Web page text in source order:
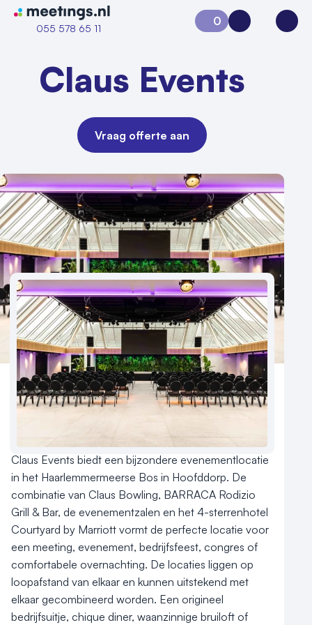
Naar home van Meetings
055 578 65 11
Vraag locatie aan
Locatiegids
Meld locatie aan
Nieuws
Reviews (5⭐️)
Contact
0
Aanvraag 0Inloggen
Claus Events
Vraag offerte aan
Aantal hotelkamers
Claus Events biedt een bijzondere evenementlocatie
in het Haarlemmermeerse Bos in Hoofddorp. De
combinatie van Claus Bowling, BARRACA Rodizio
Grill & Bar, de evenementzalen en het 4-sterrenhotel
Courtyard by Marriott vormt de perfecte locatie voor
een meeting, evenement, bedrijfsfeest, congres of
comfortabele overnachting. De locaties liggen op
loopafstand van elkaar en kunnen uitstekend met
elkaar gecombineerd worden. Een origineel
bedrijfsuitje, chique diner, waanzinnige bruiloft of